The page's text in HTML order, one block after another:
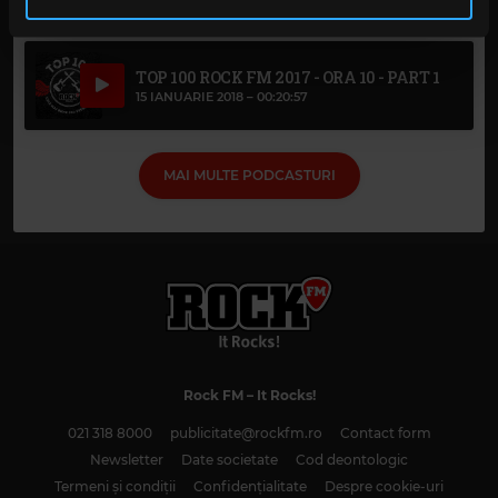
continuați să utilizați website-ul nostru, sunteți de acord
cu utilizarea modulelor noastre cookie.
TOP 100 ROCK FM 2017 - ORA 10 - PART 1
15 IANUARIE 2018 – 00:20:57
MAI MULTE PODCASTURI
Rock FM– It Rocks!
021 318 8000 publicitate@rockfm.ro
Contact form
Newsletter
Date societate
Cod deontologic
Termeni și condiții
Confidențialitate Despre cookie-uri